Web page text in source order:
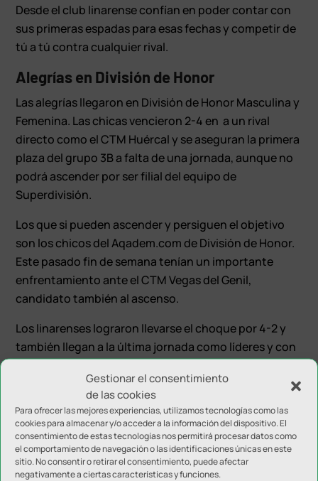
Gestionar el consentimiento
de las cookies
Para ofrecer las mejores experiencias, utilizamos tecnologías como las
cookies para almacenar y/o acceder a la información del dispositivo. El
consentimiento de estas tecnologías nos permitirá procesar datos como
el comportamiento de navegación o las identificaciones únicas en este
sitio. No consentir o retirar el consentimiento, puede afectar
negativamente a ciertas características y funciones.
Desde el club linarense confían en poder contar con
sus primeras espadas para esas fechas y competir de
tú a tú contra cualquier rival.
Alegrías en División de Honor
Las alegrías llegaron en División de Honor Masculina y
Femenina. Las chicas vencieron 2-4 en a un rival
directo como el CTM Huércal y se aseguran la primera
plaza del grupo 3B a falta de una jornada, aunque no
podrá ascender por ser filial del equipo de
Superdivisión.
Los que si pueden ascender y persiguen el objetivo
son los chicos del Aqadem.com de División de Honor.
Este pasado fin de semana tenían un importante
enfrentamiento ante el CTM Vegas del Genil,
candidato también al ascenso.
Los linarenses lograron llevarse el choque por 4-2 y
también llegan a la última jornada como líderes y con
por llegar con la disputa de las eliminatorias por el